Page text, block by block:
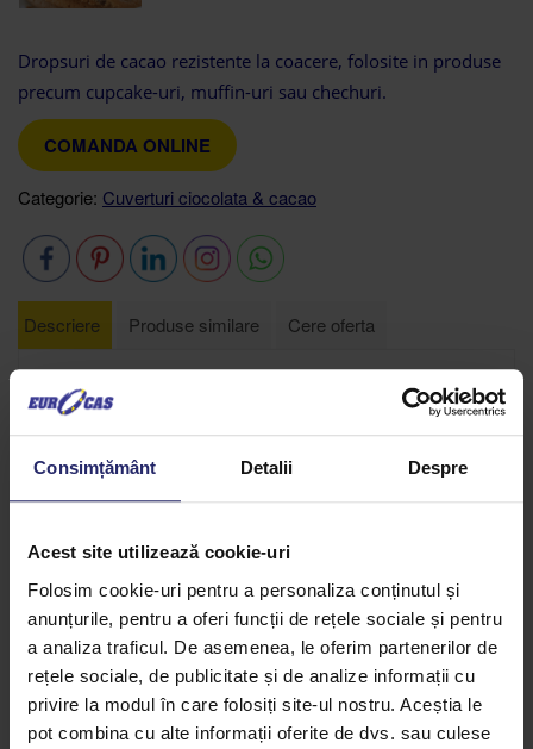
Consimțământ Detalii Despre
Acest site utilizează cookie-uri
Folosim cookie-uri pentru a personaliza conținutul și
anunțurile, pentru a oferi funcții de rețele sociale și pentru
a analiza traficul. De asemenea, le oferim partenerilor de
rețele sociale, de publicitate și de analize informații cu
privire la modul în care folosiți site-ul nostru. Aceștia le
pot combina cu alte informații oferite de dvs. sau culese
Dropsuri de cacao rezistente la coacere, folosite in produse
precum cupcake-uri, muffin-uri sau chechuri.
COMANDA ONLINE
Categorie: Cuverturi ciocolata & cacao
Descriere Produse similare Cere oferta
Produs disponibil la ambalaj de 10kg prin distributia
magazinul online Dulcinea.